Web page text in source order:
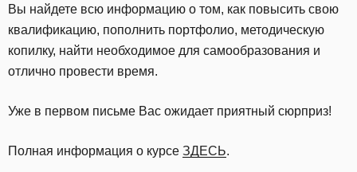
Вы найдете всю информацию о том, как повысить свою
квалификацию, пополнить портфолио, методическую
копилку, найти необходимое для самообразования и
отлично провести время.
Уже в первом письме Вас ожидает приятный сюрприз!
Полная информация о курсе ЗДЕСЬ.